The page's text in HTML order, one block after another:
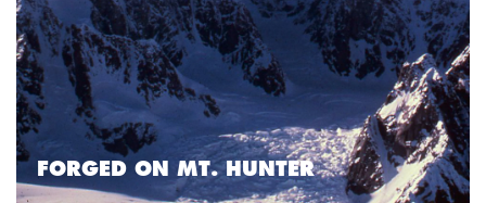
FORGED ON MT. HUNTER